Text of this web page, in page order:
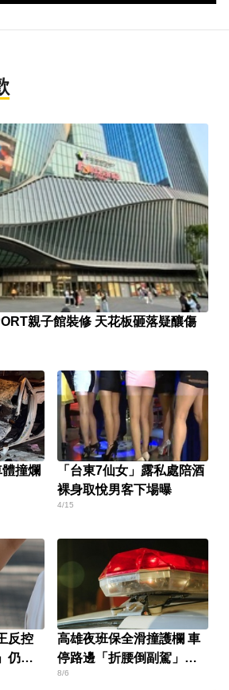
親子館裝修 天花板砸落疑釀傷
撞爛
「台東7仙女」露私處陪酒
裸身取悅男客下場曝
4/15
反控
仍賠
高雄夜班保全滑撞護欄 車
停路邊「折腰倒副駕」
亡！
8/6